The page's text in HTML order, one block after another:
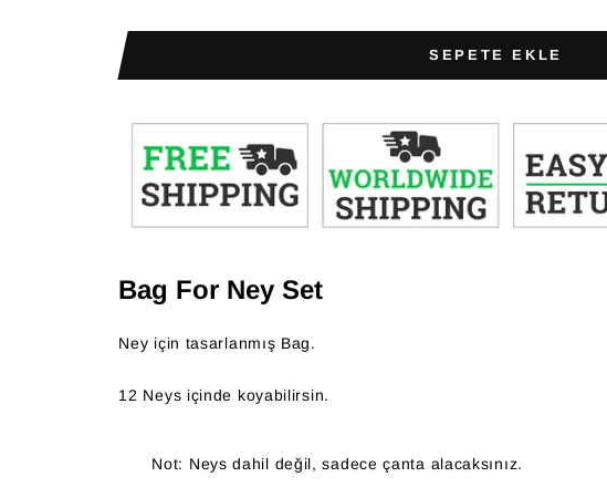
SEPETE EKLE
Bag For Ney Set
Ney için tasarlanmış Bag.
12 Neys içinde koyabilirsin.
Not: Neys dahil değil, sadece çanta alacaksınız.